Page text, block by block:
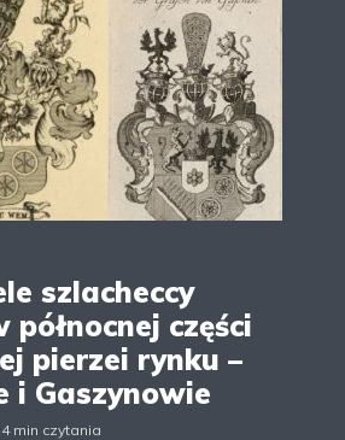
szlacheccy
północnej części
pierzei rynku –
i Gaszynowie
min czytania